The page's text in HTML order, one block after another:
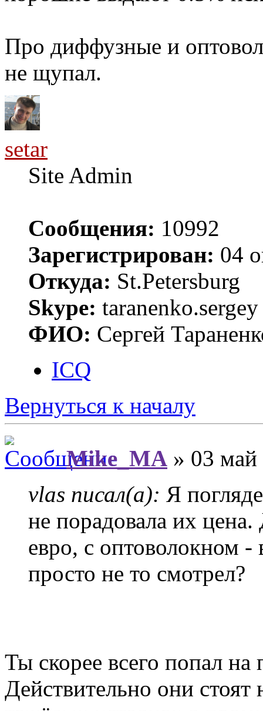
Про диффузные и
не щупал.
setar
Site Admin
Сообщения: 10992
Зарегистрирован: 04
Откуда: St.Petersburg
Skype: taranenko.sergey
ФИО: Сергей
ICQ
Вернуться к началу
Mike_MA » 03
vlas писал(а): Я
не порадовала их
евро, с оптоволокном
просто не то смотрел?
Ты скорее всего попал
Действительно они